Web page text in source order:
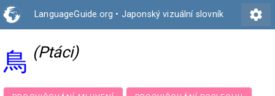
LanguageGuide.org • Japonský vizuální slovník settings
鳥 (Ptáci)